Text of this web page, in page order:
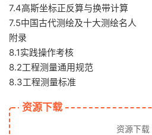
7.4高斯坐标正反算与换带计算
7.5中国古代测绘及十大测绘名人
附录
8.1实践操作考核
8.2工程测量通用规范
8.3工程测量标准
资源下载
资源下载